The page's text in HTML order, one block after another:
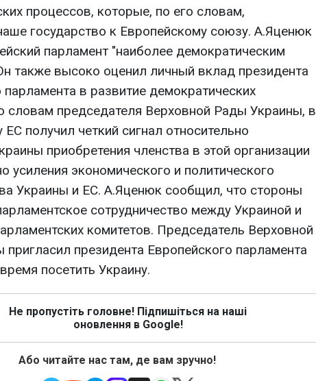
процессов, которые, по его словам,
государство к Европейскому союзу. А.Яценюк
парламент "наиболее демократическим
также высоко оценил личный вклад президента
парламента в развитие демократических
словам председателя Верховной Рады Украины, в
получил четкий сигнал относительно
приобретения членства в этой организации
усиления экономического и политического
Украины и ЕС. А.Яценюк сообщил, что стороны
сотрудничество между Украиной и
комитетов. Председатель Верховной
президента Европейского парламента
посетить Украину.
Не пропустіть головне! Підпишіться на наші
оновлення в Google!
Або читайте нас там, де вам зручно!